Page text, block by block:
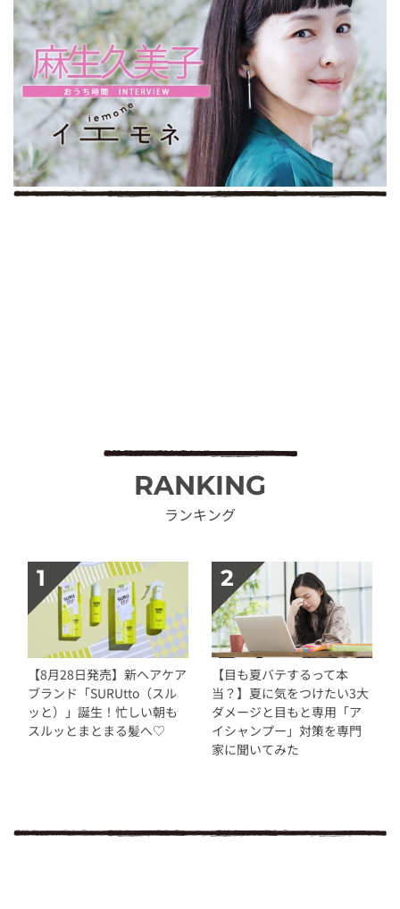
RANKING
ランキング
【8月28日発売】新ヘアケア
ブランド「SURUtto（スル
ッと）」誕生！忙しい朝も
スルッとまとまる髪へ♡
【目も夏バテするって本
当？】夏に気をつけたい3大
ダメージと目もと専用「ア
イシャンプー」対策を専門
家に聞いてみた